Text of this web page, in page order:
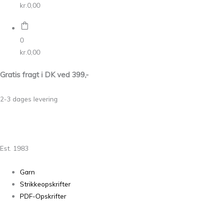
kr. 0,00
0
kr. 0,00
Gratis fragt i DK ved 399,-
2-3 dages levering
Est. 1983
Garn
Strikkeopskrifter
PDF-Opskrifter